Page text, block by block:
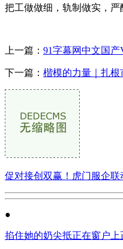
把工做做细，轨制做实，严
上一篇： 91字幕网中文国产
下一篇： 楷模的力量｜扎
促对接创双赢！虎门服企联
●
掐住她的奶尖抵正在窗户上